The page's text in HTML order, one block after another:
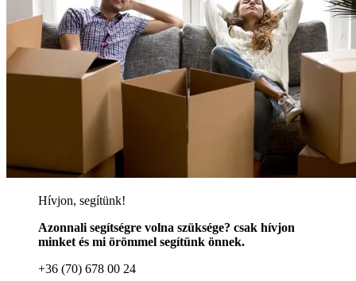
Hívjon, segítünk!
Azonnali segítségre volna szüksége? csak hívjon
minket és mi örömmel segítünk önnek.
+36 (70) 678 00 24